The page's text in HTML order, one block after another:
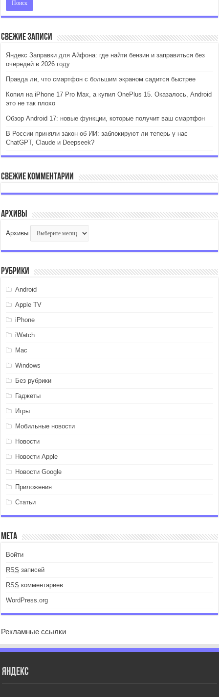
Свежие записи
Яндекс Заправки для Айфона: где найти бензин и заправиться без
очередей в 2026 году
Правда ли, что смартфон с большим экраном садится быстрее
Копил на iPhone 17 Pro Max, а купил OnePlus 15. Оказалось, Android
это не так плохо
Обзор Android 17: новые функции, которые получит ваш смартфон
В России приняли закон об ИИ: заблокируют ли теперь у нас
ChatGPT, Claude и Deepseek?
Свежие комментарии
Архивы
Архивы
Рубрики
Android
Apple TV
iPhone
iWatch
Mac
Windows
Без рубрики
Гаджеты
Игры
Мобильные новости
Новости
Новости Apple
Новости Google
Приложения
Статьи
Мета
Войти
RSS записей
RSS комментариев
WordPress.org
Рекламные ссылки
Яндекс